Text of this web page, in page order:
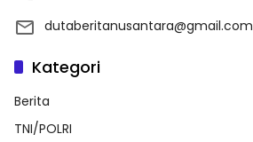
dutaberitanusantara@gmail.com
Kategori
Berita
TNI/POLRI